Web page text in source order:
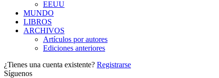
EEUU
MUNDO
LIBROS
ARCHIVOS
Artículos por autores
Ediciones anteriores
¿Tienes una cuenta existente? Registrarse
Síguenos